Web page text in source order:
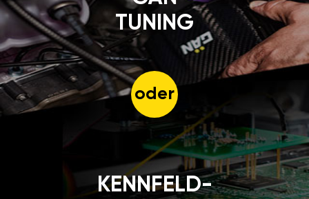
TUNING
oder
KENNFELD-